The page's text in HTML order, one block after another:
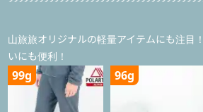
山旅旅オリジナルの軽量アイテムにも注
いにも便利！
99g 96g